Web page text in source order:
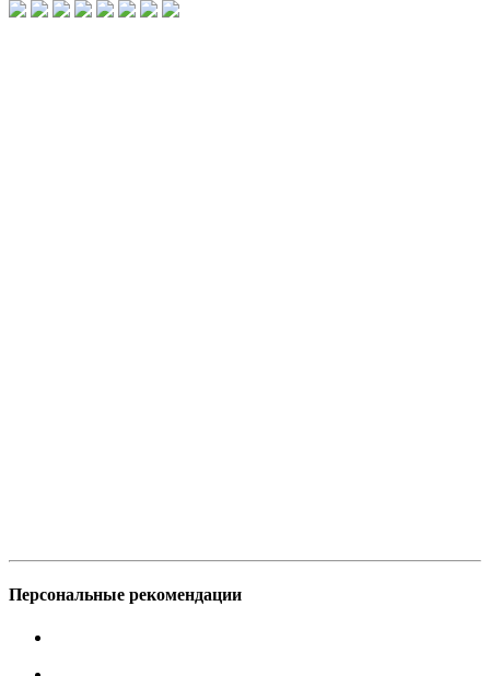
Персональные рекомендации